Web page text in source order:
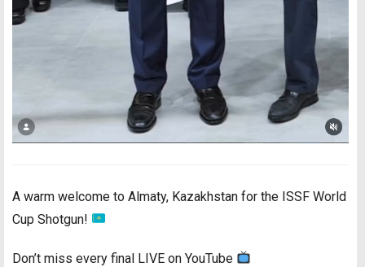
A warm welcome to Almaty, Kazakhstan for the ISSF World
Cup Shotgun!
Don’t miss every final LIVE on YouTube